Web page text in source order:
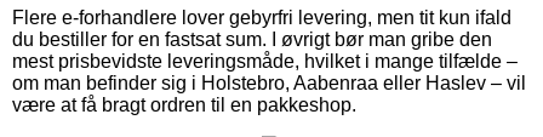
Flere e-forhandlere lover gebyrfri levering, men tit kun ifald
du bestiller for en fastsat sum. I øvrigt bør man gribe den
mest prisbevidste leveringsmåde, hvilket i mange tilfælde –
om man befinder sig i Holstebro, Aabenraa eller Haslev – vil
være at få bragt ordren til en pakkeshop.